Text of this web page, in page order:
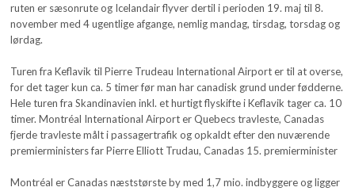
ruten er sæsonrute og Icelandair flyver dertil i perioden 19. maj til 8.
november med 4 ugentlige afgange, nemlig mandag, tirsdag, torsdag og
lørdag.
Turen fra Keflavik til Pierre Trudeau International Airport er til at overse,
for det tager kun ca. 5 timer før man har canadisk grund under fødderne.
Hele turen fra Skandinavien inkl. et hurtigt flyskifte i Keflavik tager ca. 10
timer. Montréal International Airport er Quebecs travleste, Canadas
fjerde travleste målt i passagertrafik og opkaldt efter den nuværende
premierministers far Pierre Elliott Trudau, Canadas 15. premierminister
Montréal er Canadas næststørste by med 1,7 mio. indbyggere og ligger